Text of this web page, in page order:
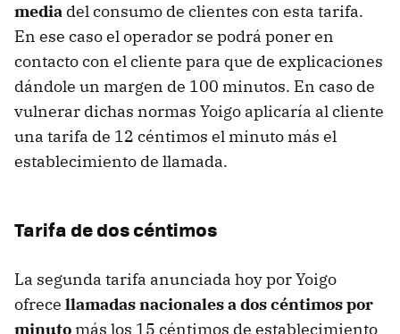
media del consumo de clientes con esta tarifa.
En ese caso el operador se podrá poner en
contacto con el cliente para que de explicaciones
dándole un margen de 100 minutos. En caso de
vulnerar dichas normas Yoigo aplicaría al cliente
una tarifa de 12 céntimos el minuto más el
establecimiento de llamada.
Tarifa de dos céntimos
La segunda tarifa anunciada hoy por Yoigo
ofrece llamadas nacionales a dos céntimos por
minuto más los 15 céntimos de establecimiento